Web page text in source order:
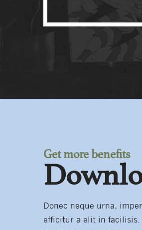
Get more benefits
Donec neque urna,
efficitur a elit in facilisis.